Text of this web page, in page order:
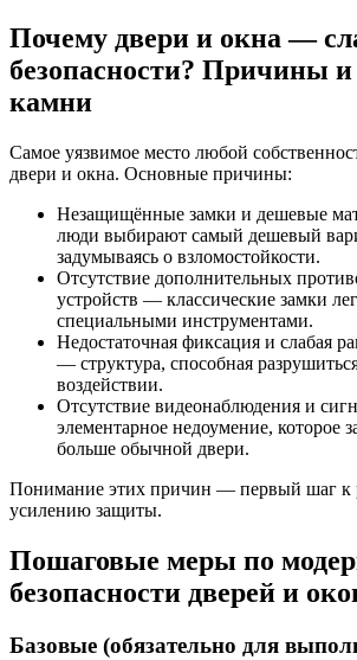
Почему двери и окна —
безопасности? Причины
камни
Самое уязвимое место любой
двери и окна. Основные причины:
Незащищённые замки и дешевые
люди выбирают самый дешевый
задумываясь о взломостойкости.
Отсутствие дополнительных
устройств — классические замки
специальными инструментами.
Недостаточная фиксация и слабая
— структура, способная
воздействии.
Отсутствие видеонаблюдения и
элементарное недоумение, которое
больше обычной двери.
Понимание этих причин — первый шаг к
усилению защиты.
Пошаговые меры по
безопасности дверей и
Базовые (обязательно для